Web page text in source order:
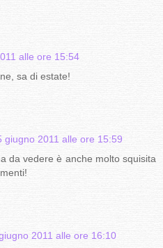
alle ore 15:54
sa di estate!
giugno 2011 alle ore 15:59
da vedere è anche molto squisita
2011 alle ore 16:10